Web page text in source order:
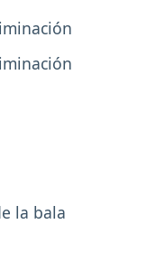
la bala